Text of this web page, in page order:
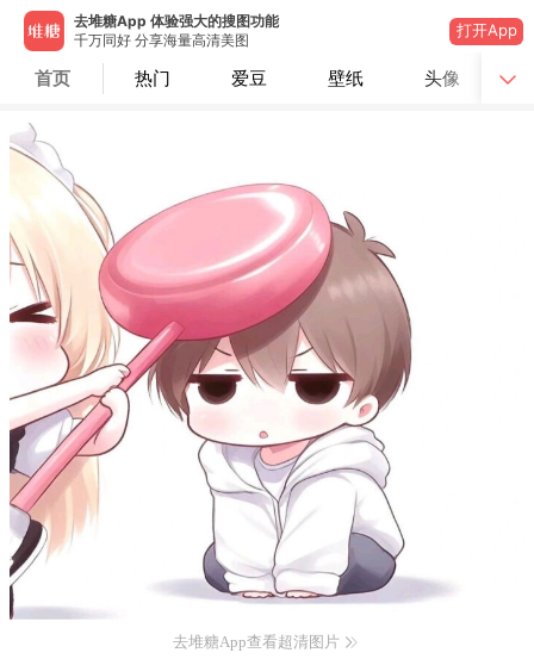
去堆糖App 体验强大的搜图功能
千万同好 分享海量高清美图
打开App
首页 热门 爱豆 壁纸 头像
去堆糖App查看超清图片